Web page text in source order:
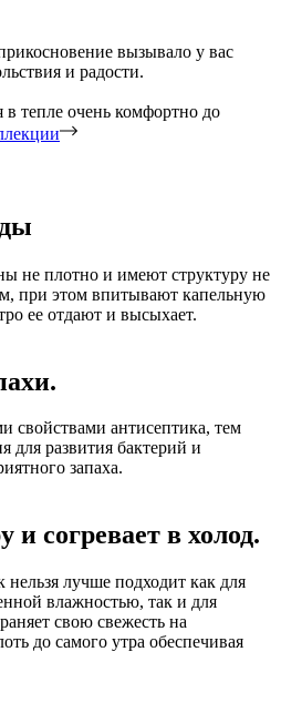
вызывало у вас
и радости.
в тепле очень комфортно до
не плотно и имеют структуру не
при этом впитывают капельную
ее отдают и высыхает.
свойствами антисептика, тем
для развития бактерий и
запаха.
согревает в холод.
нельзя лучше подходит как для
влажностью, так и для
свою свежесть на
до самого утра обеспечивая